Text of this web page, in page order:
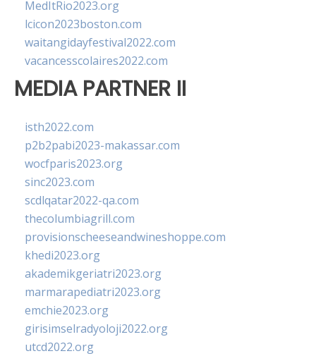
MedItRio2023.org
lcicon2023boston.com
waitangidayfestival2022.com
vacancesscolaires2022.com
MEDIA PARTNER II
isth2022.com
p2b2pabi2023-makassar.com
wocfparis2023.org
sinc2023.com
scdlqatar2022-qa.com
thecolumbiagrill.com
provisionscheeseandwineshoppe.com
khedi2023.org
akademikgeriatri2023.org
marmarapediatri2023.org
emchie2023.org
girisimselradyoloji2022.org
utcd2022.org